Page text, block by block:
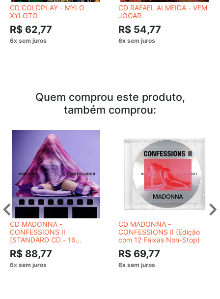
CD COLDPLAY - MYLO
XYLOTO
R$ 62,77
CD RAFAEL ALMEIDA - VEM
JOGAR
R$ 54,77
Quem comprou este produto,
também comprou:
CD MADONNA -
CONFESSIONS II
(STANDARD CD - 16
TRACKS)
R$ 88,77
CD MADONNA -
CONFESSIONS II (Edição
com 12 Faixas Non-Stop)
R$ 69,77